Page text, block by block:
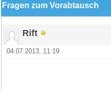
Fragen zum Vorabtausch
Rift
04.07.2013, 11:19